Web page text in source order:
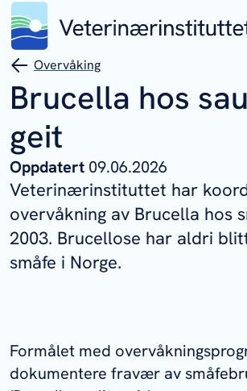
Overvåking
Brucella hos
geit
Oppdatert 09.06.2026
Veterinærinstituttet har
overvåkning av Brucella hos
2003. Brucellose har aldri
småfe i Norge.
Formålet med
dokumentere fravær av